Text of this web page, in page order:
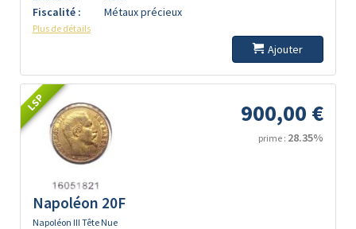
Fiscalité :
Métaux précieux
Plus de détails
Ajouter
LSP 900,00 €
prime : 28.35%
Napoléon 20F
Napoléon III Tête Nue